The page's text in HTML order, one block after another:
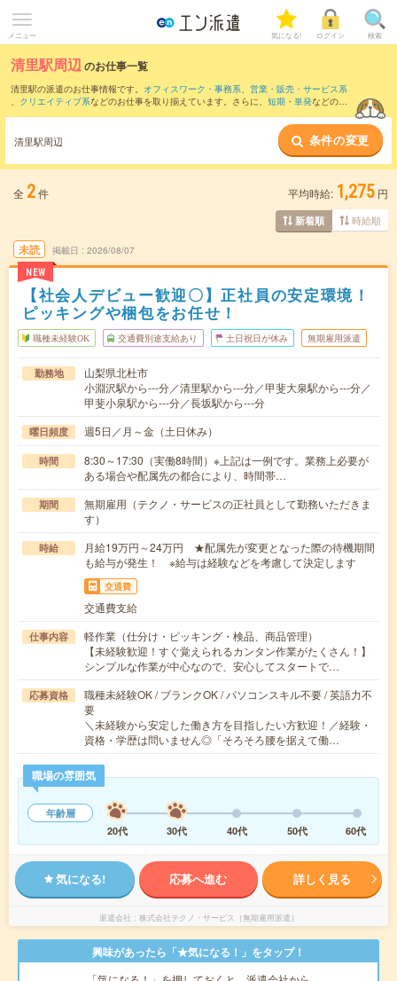
メニュー 気になる! ログイン 検索
清里駅周辺のお仕事一覧
清里駅の派遣のお仕事情報です。 オフィスワーク・事務系、 営業・販売・サービス系
、 クリエイティブ系などのお仕事を取り揃えています。さらに、 短期 ・ 単発などの期
また、小淵沢駅
など近隣駅のお仕事もご確認いた
だけます。
清里駅周辺 条件の変更
全 2件 平均時給: 1,275 円
新着順 時給順
未読
NEW
掲載日 2026/08/07
【社会人デビュー歓迎〇】正社員の安定環境！
ピッキングや梱包をお任せ！
職種未経験OK 交通費別途支給あり 土日祝日が休み 無期雇用派遣
勤務地
山梨県北杜市
小淵沢駅から---分／清里駅から---分／甲斐大泉駅から---分／
甲斐小泉駅から---分／長坂駅から---分
曜日頻度 週5日／月～金（土日休み）
時間
8:30～17:30（実働8時間）※上記は一例です。業務上必要が
ある場合や配属先の都合により、時間帯…
期間
無期雇用（テクノ・サービスの正社員として勤務いただきま
す）
時給
月給19万円～24万円 ★配属先が変更となった際の待機期間
も給与が発生！ ※給与は経験などを考慮して決定します
交通費
交通費支給
仕事内容
軽作業（仕分け・ピッキング・検品、商品管理）
【未経験歓迎！すぐ覚えられるカンタン作業がたくさん！】
シンプルな作業が中心なので、安心してスタートで…
応募資格
職種未経験OK / ブランクOK / パソコンスキル不要 / 英語力不
要
＼未経験から安定した働き方を目指したい方歓迎！／経験・
資格・学歴は問いません◎「そろそろ腰を据えて働…
職場の雰囲気
年齢層
20代
30代 40代 50代 60代
気になる! 応募へ進む 詳しく見る
派遣会社 株式会社テクノ・サービス（無期雇用派遣）
興味があったら「★気になる！」をタップ！